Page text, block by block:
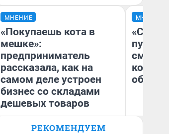
МНЕНИЕ
«Покупаешь кота в
мешке»:
предприниматель
рассказала, как на
самом деле устроен
бизнес со складами
дешевых товаров
Наталья Шорохова
МНЕНИЕ
РЕКОМЕНДУЕМ